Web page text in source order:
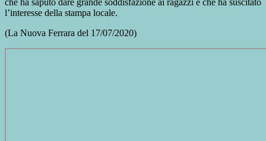
che ha saputo dare grande soddisfazione ai ragazzi e che ha suscitato
l’interesse della stampa locale.
(La Nuova Ferrara del 17/07/2020)